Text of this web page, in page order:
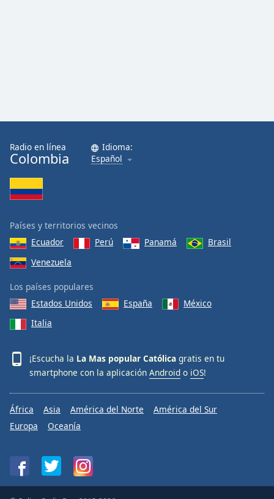
Radio en línea
Colombia
Idioma:
Español
Países y territorios vecinos
Ecuador
Perú Panamá
Brasil
Venezuela
Los países populares
Estados Unidos
España
México
Italia
¡Escucha la La Mas popular Católica gratis en tu
smartphone con la aplicación Android o iOS!
África Asia América del Norte
América del Sur
Europa
Oceanía